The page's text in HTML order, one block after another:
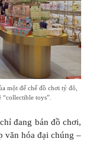
một đế chế đồ chơi tỷ đô,
toys”.
đang bán đồ chơi,
văn hóa đại chúng –